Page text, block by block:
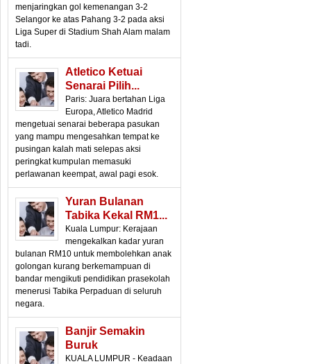
menjaringkan gol kemenangan 3-2
Selangor ke atas Pahang 3-2 pada aksi
Liga Super di Stadium Shah Alam malam
tadi.
Atletico Ketuai
Senarai Pilih...
Paris: Juara bertahan Liga
Europa, Atletico Madrid
mengetuai senarai beberapa pasukan
yang mampu mengesahkan tempat ke
pusingan kalah mati selepas aksi
peringkat kumpulan memasuki
perlawanan keempat, awal pagi esok.
Yuran Bulanan
Tabika Kekal RM1...
Kuala Lumpur: Kerajaan
mengekalkan kadar yuran
bulanan RM10 untuk membolehkan anak
golongan kurang berkemampuan di
bandar mengikuti pendidikan prasekolah
menerusi Tabika Perpaduan di seluruh
negara.
Banjir Semakin
Buruk
KUALA LUMPUR - Keadaan